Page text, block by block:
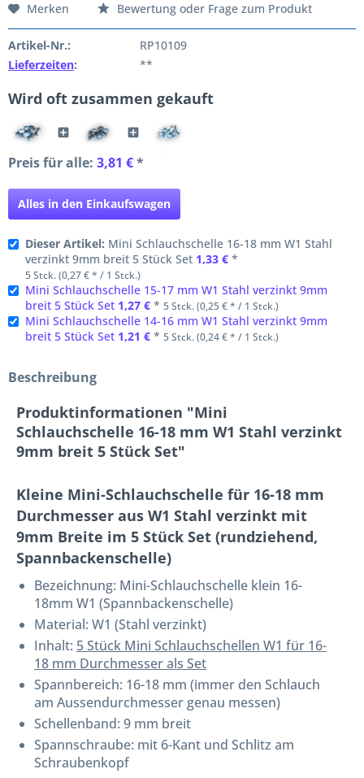
Merken Bewertung oder Frage zum Produkt
Artikel-Nr.:
RP10109
Lieferzeiten: **
Wird oft zusammen gekauft
Preis für alle: 3,81 €*
Alles in den Einkaufswagen
Dieser Artikel: Mini Schlauchschelle 16-18 mm W1 Stahl
verzinkt 9mm breit 5 Stück Set 1,33 € *
5 Stck. (0,27 € * / 1 Stck.)
Mini Schlauchschelle 15-17 mm W1 Stahl verzinkt 9mm
breit 5 Stück Set 1,27 € * 5 Stck. (0,25 € * / 1 Stck.)
Mini Schlauchschelle 14-16 mm W1 Stahl verzinkt 9mm
breit 5 Stück Set 1,21 € * 5 Stck. (0,24 € * / 1 Stck.)
Beschreibung
Produktinformationen "Mini
Schlauchschelle 16-18 mm W1 Stahl verzinkt
9mm breit 5 Stück Set"
Kleine Mini-Schlauchschelle für 16-18 mm
Durchmesser aus W1 Stahl verzinkt mit
9mm Breite im 5 Stück Set (rundziehend,
Spannbackenschelle)
Bezeichnung: Mini-Schlauchschelle klein 16-
18mm W1 (Spannbackenschelle)
Material: W1 (Stahl verzinkt)
Inhalt: 5 Stück Mini Schlauchschellen W1 für 16-
18 mm Durchmesser als Set
Spannbereich: 16-18 mm (immer den Schlauch
am Aussendurchmesser genau messen)
Schellenband: 9 mm breit
Spannschraube: mit 6-Kant und Schlitz am
Schraubenkopf